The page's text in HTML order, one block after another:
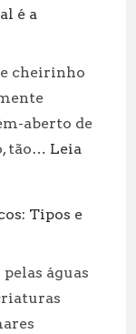
é a
cheirinho
aberto de
tão… Leia
Tipos e
águas